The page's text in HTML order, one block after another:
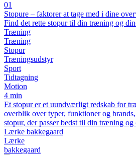
01
Stopure – faktorer at tage med i dine
Find det rette stopur til din træning og
Træning
Træning
Stopur
Træningsudstyr
Sport
Tidtagning
Motion
4 min
Et stopur er et uundværligt redskab for
overblik over typer, funktioner og
stopur, der passer bedst til din træning og
Lærke bakkegaard
Lærke
bakkegaard